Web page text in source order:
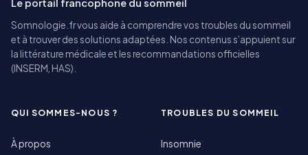
Le portail francophone du sommeil
Somnologie.fr vous aide à comprendre vos troubles du sommeil
et à trouver des solutions adaptées. Nos contenus s’appuient sur
la littérature médicale et les recommandations officielles
(INSERM, HAS).
QUI SOMMES-NOUS ?
À propos
TROUBLES DU SOMMEIL
Insomnie